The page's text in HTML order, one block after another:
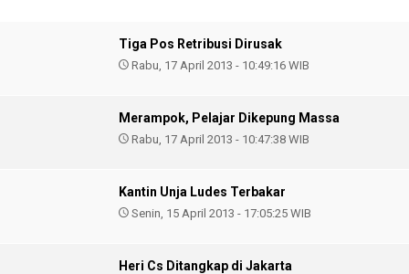
Tiga Pos Retribusi Dirusak
Rabu, 17 April 2013 - 10:49:16 WIB
Merampok, Pelajar Dikepung Massa
Rabu, 17 April 2013 - 10:47:38 WIB
Kantin Unja Ludes Terbakar
Senin, 15 April 2013 - 17:05:25 WIB
Heri Cs Ditangkap di Jakarta